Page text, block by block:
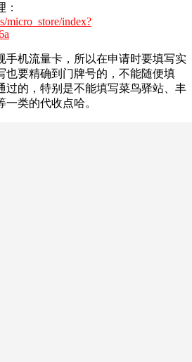
micro_store/index?
手机流量卡，所以在申请时要填写实
也要精确到门牌号的，不能随便填
过的，特别是不能填写菜鸟驿站、丰
类的代收点哈。